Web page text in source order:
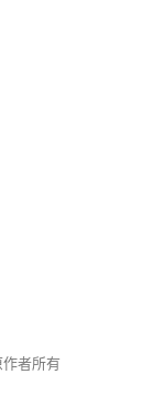
者所有